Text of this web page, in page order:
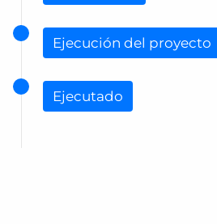
Ejecución del proyecto
Ejecutado